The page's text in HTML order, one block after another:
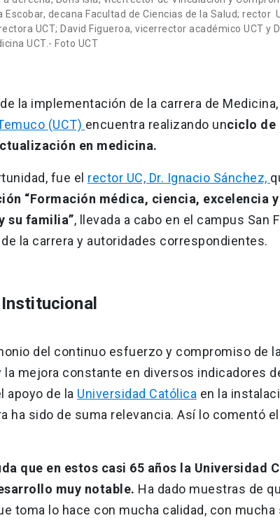
Escobar, decana Facultad de Ciencias de la Salud; rector
UCT; David Figueroa, vicerrector académico UCT y
UCT.- Foto UCT
la implementación de la carrera de
(UCT) encuentra realizando unciclo de
en medicina.
fue el rector UC, Dr. Ignacio Sánchez,
“Formación médica, ciencia, excelencia
su familia”, llevada a cabo en el campus San
la carrera y autoridades correspondientes.
del continuo esfuerzo y compromiso de
la mejora constante en diversos indicadores
apoyo de la Universidad Católica en la
ha sido de suma relevancia. Así lo comentó
que en estos casi 65 años la Universidad
muy notable. Ha dado muestras de
toma lo hace con mucha calidad, con